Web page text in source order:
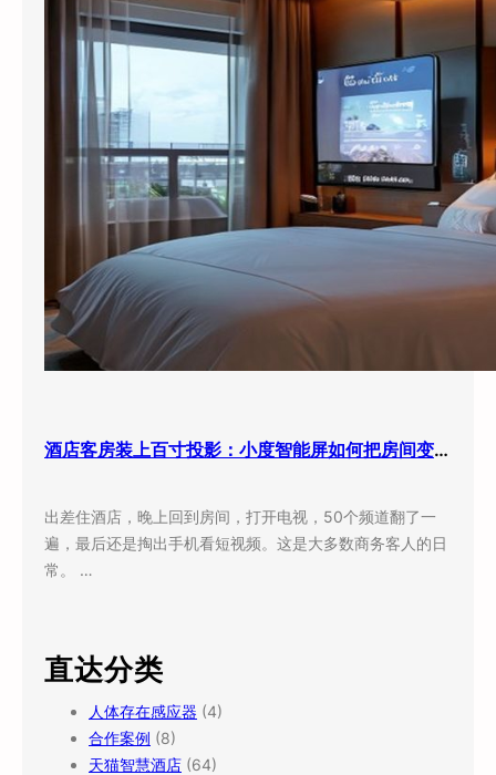
酒店客房装上百寸投影：小度智能屏如何把房间变成”第三空间”
出差住酒店，晚上回到房间，打开电视，50个频道翻了一
遍，最后还是掏出手机看短视频。这是大多数商务客人的日
常。 …
直达分类
人体存在感应器 (4)
合作案例 (8)
天猫智慧酒店 (64)